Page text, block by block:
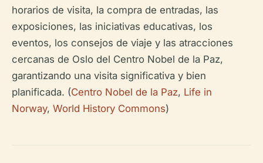
horarios de visita, la compra de entradas, las
exposiciones, las iniciativas educativas, los
eventos, los consejos de viaje y las atracciones
cercanas de Oslo del Centro Nobel de la Paz,
garantizando una visita significativa y bien
planificada. (Centro Nobel de la Paz, Life in
Norway, World History Commons)